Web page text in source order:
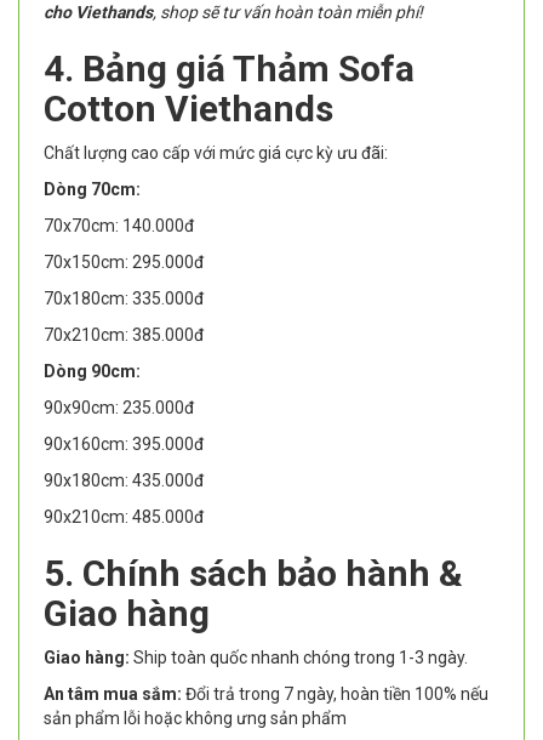
cho Viethands, shop sẽ tư vấn hoàn toàn miễn phí!
4. Bảng giá Thảm Sofa
Cotton Viethands
Chất lượng cao cấp với mức giá cực kỳ ưu đãi:
Dòng 70cm:
70x70cm: 140.000đ
70x150cm: 295.000đ
70x180cm: 335.000đ
70x210cm: 385.000đ
Dòng 90cm:
90x90cm: 235.000đ
90x160cm: 395.000đ
90x180cm: 435.000đ
90x210cm: 485.000đ
5. Chính sách bảo hành &
Giao hàng
Giao hàng: Ship toàn quốc nhanh chóng trong 1-3 ngày.
An tâm mua sắm: Đổi trả trong 7 ngày, hoàn tiền 100% nếu
sản phẩm lỗi hoặc không ưng sản phẩm